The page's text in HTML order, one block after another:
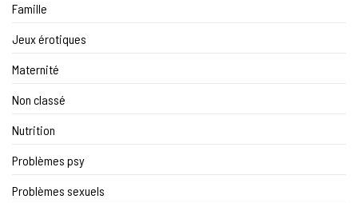
Famille
Jeux érotiques
Maternité
Non classé
Nutrition
Problèmes psy
Problèmes sexuels